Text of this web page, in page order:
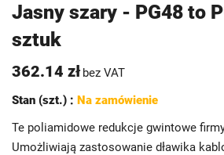
Jasny szary - PG48 to
sztuk
362.14 zł bez VAT
Stan (szt.) : Na zamówienie
Te poliamidowe redukcje gwintowe
Umożliwiają zastosowanie dławika
początek
galerii